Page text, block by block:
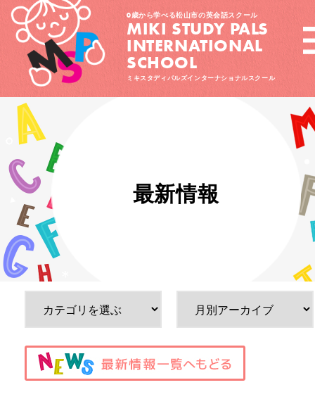
0歳から学べる松山市の英会話スクール
MIKI STUDY PALS
INTERNATIONAL
SCHOOL
ミキスタディパルズインターナショナルスクール
最新情報